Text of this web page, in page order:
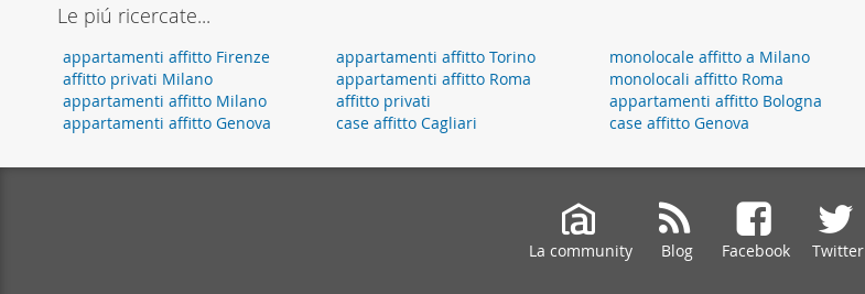
Le piú ricercate...
appartamenti affitto Firenze appartamenti affitto Torino monolocale affitto a Milano
affitto privati Milano
appartamenti affitto Roma monolocali affitto Roma
appartamenti affitto Milano
affitto privati appartamenti affitto Bologna
appartamenti affitto Genova
case affitto Cagliari case affitto Genova
La community Blog Facebook Twitter